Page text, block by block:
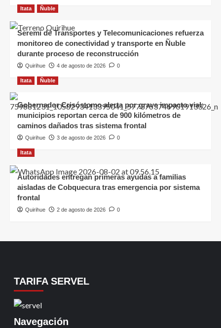
Itata Ñuble
Seremi de Transportes y Telecomunicaciones refuerza
monitoreo de conectividad y transporte en Ñuble
durante proceso de reconstrucción
Quirihue 4 de agosto de 2026 0
Itata Ñuble
Gobernador Crisóstomo alerta por grave impacto vial:
municipios reportan cerca de 900 kilómetros de
caminos dañados tras sistema frontal
Quirihue 3 de agosto de 2026 0
Itata
Autoridades entregan primeras ayudas a familias
aisladas de Cobquecura tras emergencia por sistema
frontal
Quirihue 2 de agosto de 2026 0
TARIFA SERVEL
Navegación